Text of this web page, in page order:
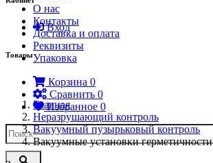
Вход
Товары
Корзина 0
Сравнить 0
Избранное 0
О нас
Контакты
Доставка и оплата
Реквизиты
Упаковка
Главная
Неразрушающий контроль
Вакуумный пузырьковый контроль
Вакуумные установки герметичности